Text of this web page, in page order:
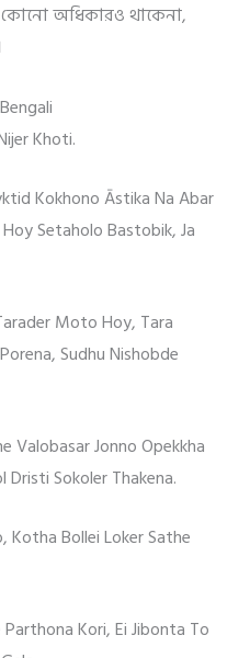
কোনো অধিকারও থাকেনা,
Khoti.
Kokhono Āstika Na Abar
Setaholo Bastobik, Ja
Moto Hoy, Tara
Sudhu Nishobde
Valobasar Jonno Opekkha
Dristi Sokoler Thakena.
Kotha Bollei Loker Sathe
Kori, Ei Jibonta To